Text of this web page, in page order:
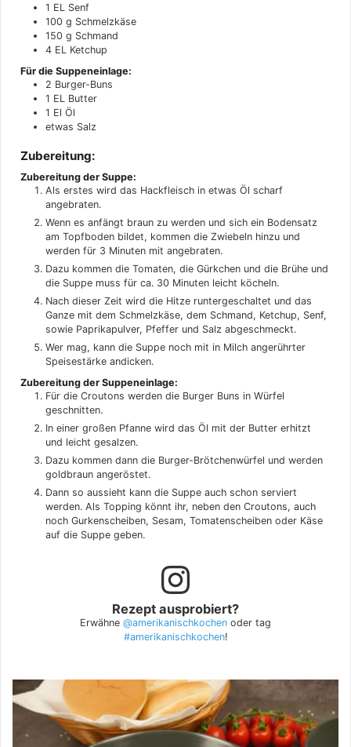
1 EL Senf
100 g Schmelzkäse
150 g Schmand
4 EL Ketchup
Für die Suppeneinlage:
2 Burger-Buns
1 EL Butter
1 El Öl
etwas Salz
Zubereitung:
Zubereitung der Suppe:
Als erstes wird das Hackfleisch in etwas Öl scharf
angebraten.
Wenn es anfängt braun zu werden und sich ein Bodensatz
am Topfboden bildet, kommen die Zwiebeln hinzu und
werden für 3 Minuten mit angebraten.
Dazu kommen die Tomaten, die Gürkchen und die Brühe und
die Suppe muss für ca. 30 Minuten leicht köcheln.
Nach dieser Zeit wird die Hitze runtergeschaltet und das
Ganze mit dem Schmelzkäse, dem Schmand, Ketchup, Senf,
sowie Paprikapulver, Pfeffer und Salz abgeschmeckt.
Wer mag, kann die Suppe noch mit in Milch angerührter
Speisestärke andicken.
Zubereitung der Suppeneinlage:
Für die Croutons werden die Burger Buns in Würfel
geschnitten.
In einer großen Pfanne wird das Öl mit der Butter erhitzt
und leicht gesalzen.
Dazu kommen dann die Burger-Brötchenwürfel und werden
goldbraun angeröstet.
Dann so aussieht kann die Suppe auch schon serviert
werden. Als Topping könnt ihr, neben den Croutons, auch
noch Gurkenscheiben, Sesam, Tomatenscheiben oder Käse
auf die Suppe geben.
Rezept ausprobiert?
Erwähne @amerikanischkochen oder tag
#amerikanischkochen!